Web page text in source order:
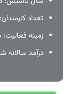
تعداد کارمندان: 200+
زمینه
درآمد سالانه شرکت: 11